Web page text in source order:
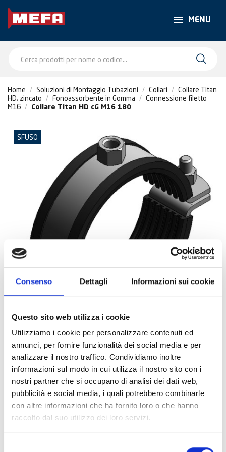
Consenso Dettagli Informazioni sui cookie
Questo sito web utilizza i cookie
Utilizziamo i cookie per personalizzare contenuti ed
annunci, per fornire funzionalità dei social media e per
analizzare il nostro traffico. Condividiamo inoltre
informazioni sul modo in cui utilizza il nostro sito con i
nostri partner che si occupano di analisi dei dati web,
pubblicità e social media, i quali potrebbero combinarle
con altre informazioni che ha fornito loro o che hanno
raccolto dal suo utilizzo dei loro servizi.
MENU
Home Soluzioni di Montaggio Tubazioni Collari
Collare Titan
HD, zincato
Fonoassorbente in Gomma
Connessione filetto
M16
Collare Titan HD cG M16 180
SFUSO
0071757
Collare Titan HD cG M16 180
Per visualizzare i prezzi e acquistare, devi
effettuare il login.